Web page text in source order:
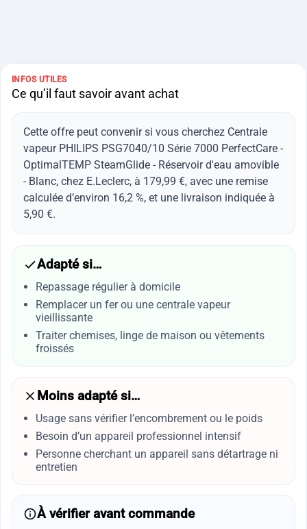
INFOS UTILES
Ce qu’il faut savoir avant achat
Cette offre peut convenir si vous cherchez Centrale
vapeur PHILIPS PSG7040/10 Série 7000 PerfectCare -
OptimalTEMP SteamGlide - Réservoir d'eau amovible
- Blanc, chez E.Leclerc, à 179,99 €, avec une remise
calculée d’environ 16,2 %, et une livraison indiquée à
5,90 €.
Adapté si…
Repassage régulier à domicile
Remplacer un fer ou une centrale vapeur
vieillissante
Traiter chemises, linge de maison ou vêtements
froissés
Moins adapté si…
Usage sans vérifier l’encombrement ou le poids
Besoin d’un appareil professionnel intensif
Personne cherchant un appareil sans détartrage ni
entretien
À vérifier avant commande